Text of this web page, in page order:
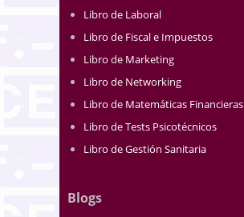
Libro de Laboral
Libro de Fiscal e Impuestos
Libro de Marketing
Libro de Networking
Libro de Matemáticas Financieras
Libro de Tests Psicotécnicos
Libro de Gestión Sanitaria
Blogs